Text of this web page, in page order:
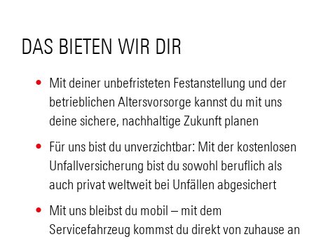
DAS BIETEN WIR DIR
Mit deiner unbefristeten Festanstellung und der
betrieblichen Altersvorsorge kannst du mit uns
deine sichere, nachhaltige Zukunft planen
Für uns bist du unverzichtbar: Mit der kostenlosen
Unfallversicherung bist du sowohl beruflich als
auch privat weltweit bei Unfällen abgesichert
Mit uns bleibst du mobil – mit dem
Servicefahrzeug kommst du direkt von zuhause an